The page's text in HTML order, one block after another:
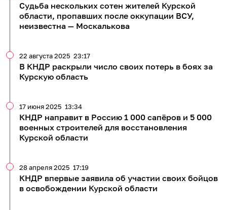
Судьба нескольких сотен жителей Курской
области, пропавших после оккупации ВСУ,
неизвестна — Москалькова
В КНДР раскрыли число своих потерь в боях за
Курскую область
22 августа 2025 23:17
КНДР направит в Россию 1 000 сапёров и 5 000
военных строителей для восстановления
Курской области
17 июня 2025 13:34
КНДР впервые заявила об участии своих бойцов
в освобождении Курской области
28 апреля 2025 17:19